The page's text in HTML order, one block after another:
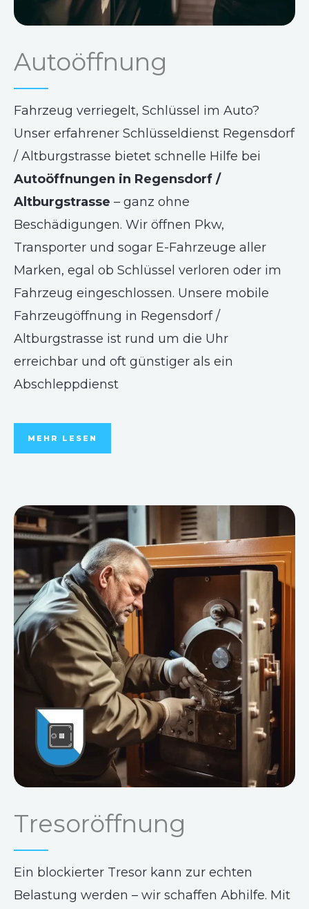
Autoöffnung
Fahrzeug verriegelt, Schlüssel im Auto?
Unser erfahrener Schlüsseldienst Regensdorf
/ Altburgstrasse bietet schnelle Hilfe bei
Autoöffnungen in Regensdorf /
Altburgstrasse – ganz ohne
Beschädigungen. Wir öffnen Pkw,
Transporter und sogar E-Fahrzeuge aller
Marken, egal ob Schlüssel verloren oder im
Fahrzeug eingeschlossen. Unsere mobile
Fahrzeugöffnung in Regensdorf /
Altburgstrasse ist rund um die Uhr
erreichbar und oft günstiger als ein
Abschleppdienst
MEHR LESEN
Tresoröffnung
Ein blockierter Tresor kann zur echten
Belastung werden – wir schaffen Abhilfe. Mit